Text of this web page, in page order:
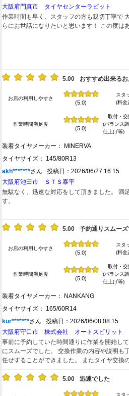
大阪府門真市 タイヤセンターラビット
作業時間も早く、スタッフの方も親切丁寧で
らにお世話になりたいと思います！ この度は
5.00 おすすめ出来る
お店の利用しやすさ
(5.0)
スタ
(料金
作業時間満足度
(5.0)
取付・
(バランス
仕上げ等)
装着タイヤメーカー： MINERVA
タイヤサイズ： 145/80R13
akh*******さん 投稿日：2026/06/27 16:15
大阪府池田市 ＳＴＳ泰平
無駄なく、迅速な対応をして頂きました。 満
す。
5.00 予約通りスムーズ
お店の利用しやすさ
(5.0)
スタ
(料金
作業時間満足度
(5.0)
取付・
(バランス
仕上げ等)
装着タイヤメーカー： NANKANG
タイヤサイズ： 165/60R14
kur*******さん 投稿日：2026/06/08 08:15
大阪府守口市 株式会社 オートスピリット
事前に予約していた時間通りに作業を開始し
にスムーズでした。 ​交換作業の内容や説明も
任せすることができました。 ​またタイヤ交換
5.00
迅速でした
スタ